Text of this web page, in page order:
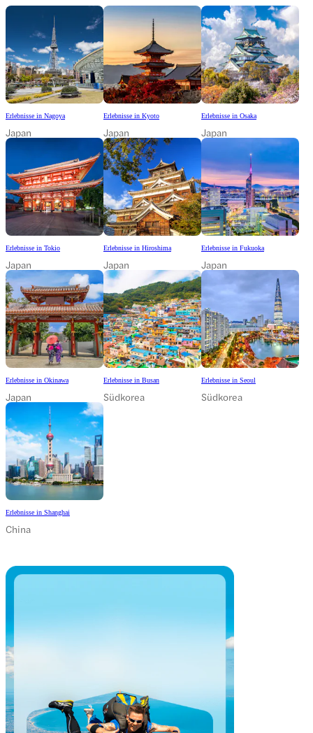
Erlebnisse in Nagoya
Japan
Erlebnisse in Kyoto
Japan
Erlebnisse in Osaka
Japan
Erlebnisse in Tokio
Japan
Erlebnisse in Hiroshima
Japan
Erlebnisse in Fukuoka
Japan
Erlebnisse in Okinawa
Japan
Erlebnisse in Busan
Südkorea
Erlebnisse in Seoul
Südkorea
Erlebnisse in Shanghai
China